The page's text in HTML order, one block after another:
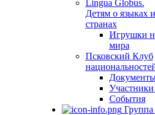
Lingua Globus.
Детям о языках и
странах
Игрушки
мира
Псковский Клуб
Участники
События
Группа